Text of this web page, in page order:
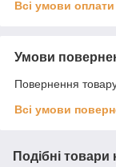
Всі умови оплати
Умови
Повернення
Всі умови
Подібні товари